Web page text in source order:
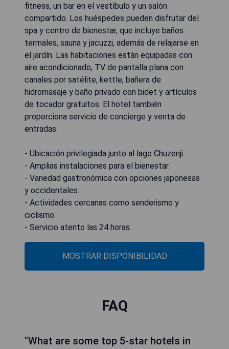
fitness, un bar en el vestíbulo y un salón
compartido. Los huéspedes pueden disfrutar del
spa y centro de bienestar, que incluye baños
termales, sauna y jacuzzi, además de relajarse en
el jardín. Las habitaciones están equipadas con
aire acondicionado, TV de pantalla plana con
canales por satélite, kettle, bañera de
hidromasaje y baño privado con bidet y artículos
de tocador gratuitos. El hotel también
proporciona servicio de concierge y venta de
entradas.
- Ubicación privilegiada junto al lago Chuzenji.
- Amplias instalaciones para el bienestar.
- Variedad gastronómica con opciones japonesas
y occidentales.
- Actividades cercanas como senderismo y
ciclismo.
- Servicio atento las 24 horas.
MOSTRAR DISPONIBILIDAD
FAQ
"What are some top 5-star hotels in